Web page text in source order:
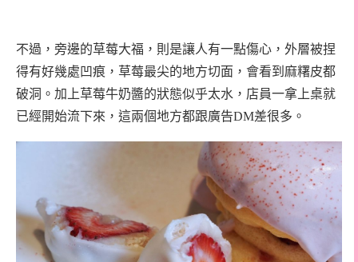
不過，旁邊的草莓大福，則是讓人有一點傷心，外層被捏
得有好幾處凹痕，草莓最尖的地方切面，會看到麻糬皮都
破洞。加上草莓牛奶醬的狀態似乎太水，店員一拿上桌就
已經開始流下來，這兩個地方都跟廣告DM差很多。